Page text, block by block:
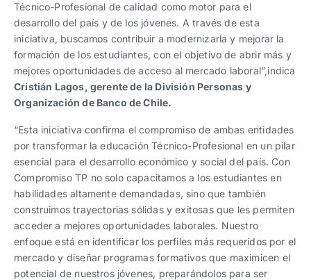
Técnico-Profesional de calidad como motor para el
desarrollo del país y de los jóvenes. A través de esta
iniciativa, buscamos contribuir a modernizarla y mejorar la
formación de los estudiantes, con el objetivo de abrir más y
mejores oportunidades de acceso al mercado laboral”,indica
Cristián Lagos, gerente de la División Personas y
Organización de Banco de Chile.
“Esta iniciativa confirma el compromiso de ambas entidades
por transformar la educación Técnico-Profesional en un pilar
esencial para el desarrollo económico y social del país. Con
Compromiso TP no solo capacitamos a los estudiantes en
habilidades altamente demandadas, sino que también
construimos trayectorias sólidas y exitosas que les permiten
acceder a mejores oportunidades laborales. Nuestro
enfoque está en identificar los perfiles más requeridos por el
mercado y diseñar programas formativos que maximicen el
potencial de nuestros jóvenes, preparándolos para ser